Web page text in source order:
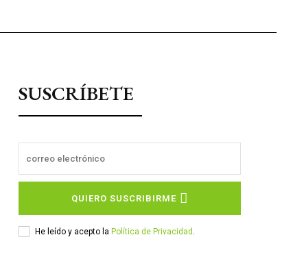
SUSCRÍBETE
QUIERO SUSCRIBIRME
He leído y acepto la Política de Privacidad